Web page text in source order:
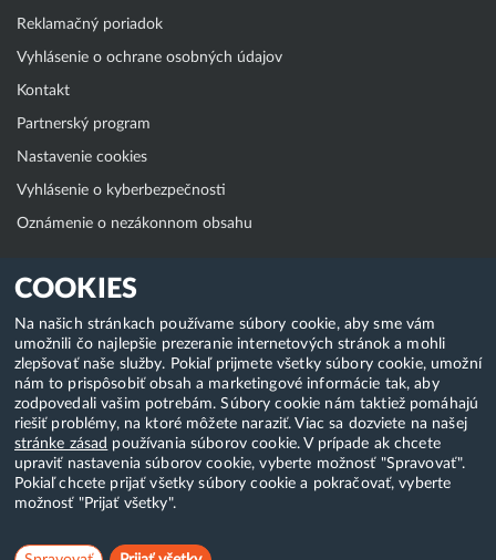
COOKIES
Na našich stránkach používame súbory cookie, aby sme vám
umožnili čo najlepšie prezeranie internetových stránok a mohli
zlepšovať naše služby. Pokiaľ prijmete všetky súbory cookie, umožní
nám to prispôsobiť obsah a marketingové informácie tak, aby
zodpovedali vašim potrebám. Súbory cookie nám taktiež pomáhajú
riešiť problémy, na ktoré môžete naraziť. Viac sa dozviete na našej
stránke zásad používania súborov cookie. V prípade ak chcete
upraviť nastavenia súborov cookie, vyberte možnosť "Spravovať".
Pokiaľ chcete prijať všetky súbory cookie a pokračovať, vyberte
možnosť "Prijať všetky".
Reklamačný poriadok
Vyhlásenie o ochrane osobných údajov
Kontakt
Partnerský program
Nastavenie cookies
Vyhlásenie o kyberbezpečnosti
Oznámenie o nezákonnom obsahu
Klientská zóna
WebAdmin
WebMail
Zmena hesla (E-mail, FTP, SSH)
Webhosting
Domény
Copyright & 2018-2026 HostCreators. Všetky práva vyhradené